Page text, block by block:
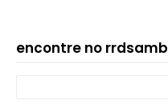
encontre no